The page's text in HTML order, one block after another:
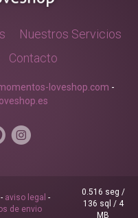
Nuestros Servicios
Contacto
loveshop.com -
- aviso legal -
de envio
0.516 seg /
136 sql / 4
MB